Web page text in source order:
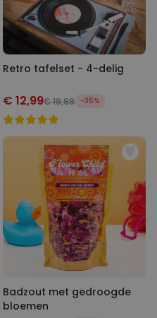
Retro tafelset - 4-delig
€ 12,99€ 19,99 -35%
Badzout met gedroogde
bloemen
OVERIGE